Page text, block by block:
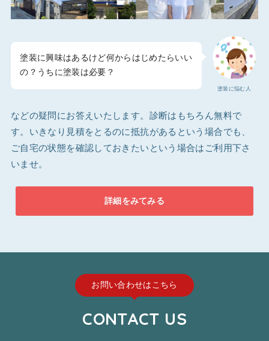
塗装に悩む人
塗装に興味はあるけど何からはじめたらいい
の？うちに塗装は必要？
などの疑問にお答えいたします。診断はもちろん無料で
す。いきなり見積をとるのに抵抗があるという場合でも、
ご自宅の状態を確認しておきたいという場合はご利用下さ
いませ。
詳細をみてみる
お問い合わせはこちら
CONTACT US